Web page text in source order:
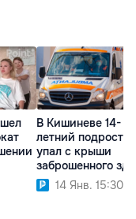
В Кишиневе 14-
летний подросток
упал с крыши
заброшенного
14 Янв. 15:30